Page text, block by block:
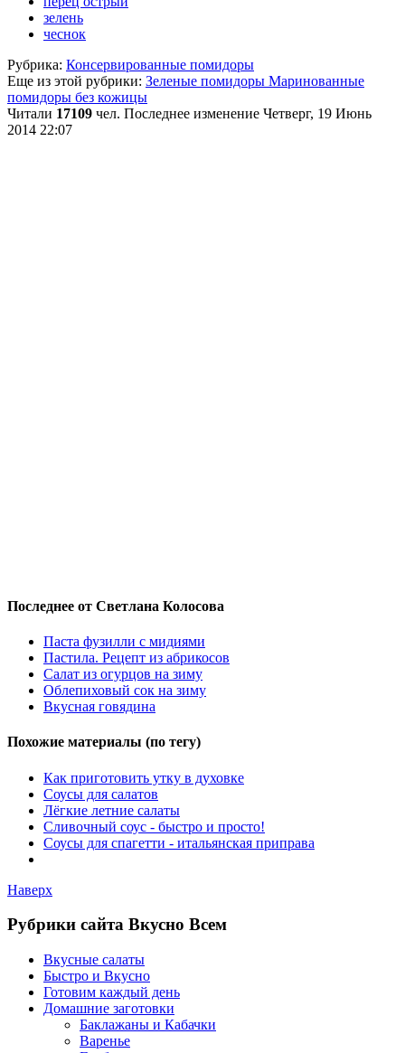
зелень
чеснок
Рубрика: Консервированные помидоры
Еще из этой рубрики: Зеленые помидоры Маринованные
помидоры без кожицы
Читали 17109 чел. Последнее изменение Четверг, 19 Июнь
2014 22:07
Последнее от Светлана Колосова
Паста фузилли с мидиями
Пастила. Рецепт из абрикосов
Салат из огурцов на зиму
Облепиховый сок на зиму
Вкусная говядина
Похожие материалы (по тегу)
Как приготовить утку в духовке
Соусы для салатов
Лёгкие летние салаты
Сливочный соус - быстро и просто!
Соусы для спагетти - итальянская приправа
Наверх
Рубрики сайта Вкусно Всем
Вкусные салаты
Быстро и Вкусно
Готовим каждый день
Домашние заготовки
Баклажаны и Кабачки
Варенье